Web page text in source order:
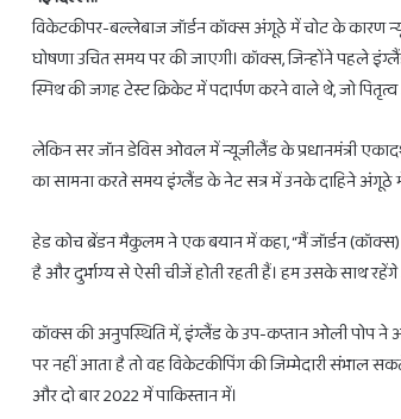
विकेटकीपर-बल्लेबाज जॉर्डन कॉक्स अंगूठे में चोट के कारण
घोषणा उचित समय पर की जाएगी। कॉक्स, जिन्होंने पहले
स्मिथ की जगह टेस्ट क्रिकेट में पदार्पण करने वाले थे, जो
लेकिन सर जॉन डेविस ओवल में न्यूजीलैंड के प्रधानमंत्री
का सामना करते समय इंग्लैंड के नेट सत्र में उनके दाहिने अंगूठे
हेड कोच ब्रेंडन मैकुलम ने एक बयान में कहा, “मैं जॉर्डन
है और दुर्भाग्य से ऐसी चीजें होती रहती हैं। हम उसके साथ
कॉक्स की अनुपस्थिति में, इंग्लैंड के उप-कप्तान ओली पोप ने
पर नहीं आता है तो वह विकेटकीपिंग की जिम्मेदारी संभाल
और दो बार 2022 में पाकिस्तान में।
28
से
3
होगा
लाभ
लाभ28 फरवरी से 3 राशियों